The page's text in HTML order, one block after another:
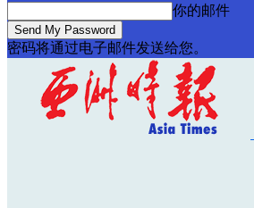
你的邮件
密码将通过电子邮件发送给您。